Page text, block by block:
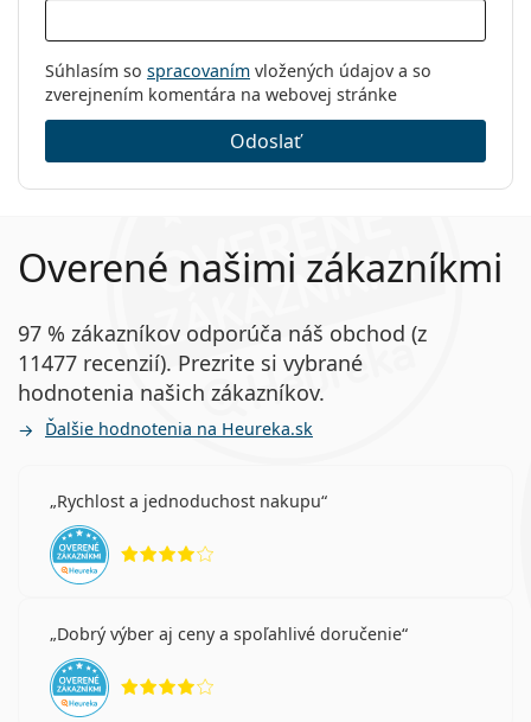
Súhlasím so spracovaním vložených údajov a so
zverejnením komentára na webovej stránke
Odoslať
Overené našimi zákazníkmi
97 % zákazníkov odporúča náš obchod (z
11477 recenzií). Prezrite si vybrané
hodnotenia našich zákazníkov.
Ďalšie hodnotenia na Heureka.sk
Rychlost a jednoduchost nakupu
Dobrý výber aj ceny a spoľahlivé doručenie